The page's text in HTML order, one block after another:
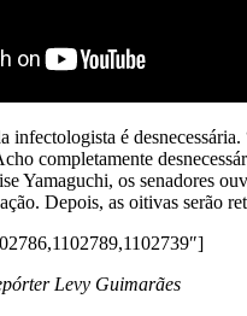
infectologista é
completamente
Yamaguchi, os senadores
Depois, as oitivas serão
Levy Guimarães